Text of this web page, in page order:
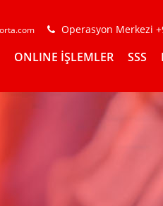
Operasyon Merkezi
ONLINE İŞLEMLER SSS